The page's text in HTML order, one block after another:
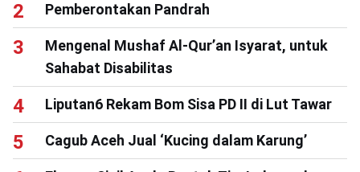
Pemberontakan Pandrah
Mengenal Mushaf Al-Qur’an Isyarat, untuk
Sahabat Disabilitas
Liputan6 Rekam Bom Sisa PD II di Lut Tawar
Cagub Aceh Jual ‘Kucing dalam Karung’